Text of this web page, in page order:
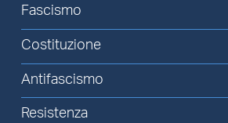
Fascismo
Costituzione
Antifascismo
Resistenza